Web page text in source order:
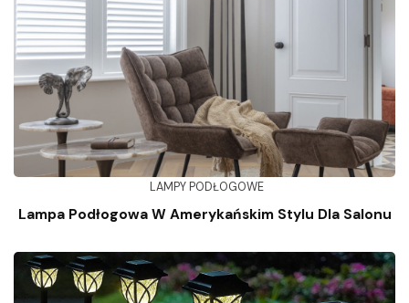
LAMPY PODŁOGOWE
Lampa Podłogowa W Amerykańskim Stylu Dla Salonu